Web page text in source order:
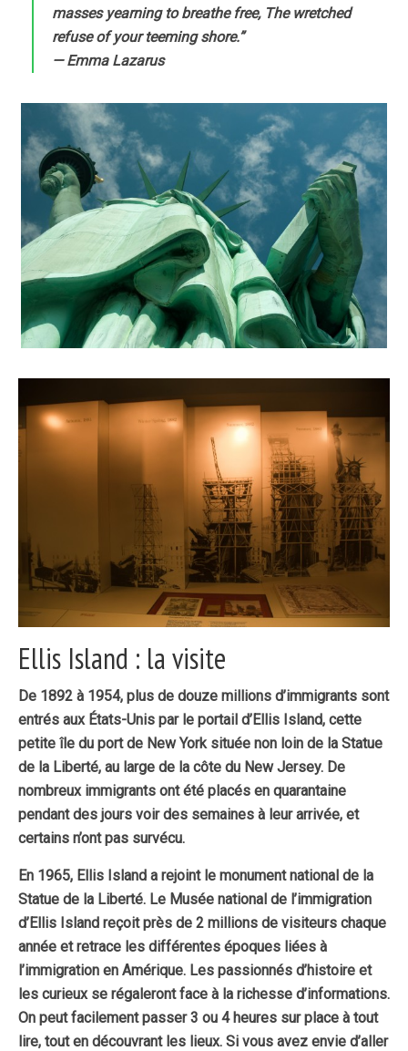
masses yearning to breathe free, The wretched
refuse of your teeming shore.”
— Emma Lazarus
Ellis Island : la visite
De 1892 à 1954, plus de douze millions d’immigrants sont
entrés aux États-Unis par le portail d’Ellis Island, cette
petite île du port de New York située non loin de la Statue
de la Liberté, au large de la côte du New Jersey. De
nombreux immigrants ont été placés en quarantaine
pendant des jours voir des semaines à leur arrivée, et
certains n’ont pas survécu.
En 1965, Ellis Island a rejoint le monument national de la
Statue de la Liberté. Le Musée national de l’immigration
d’Ellis Island reçoit près de 2 millions de visiteurs chaque
année et retrace les différentes époques liées à
l’immigration en Amérique. Les passionnés d’histoire et
les curieux se régaleront face à la richesse d’informations.
On peut facilement passer 3 ou 4 heures sur place à tout
lire, tout en découvrant les lieux. Si vous avez envie d’aller